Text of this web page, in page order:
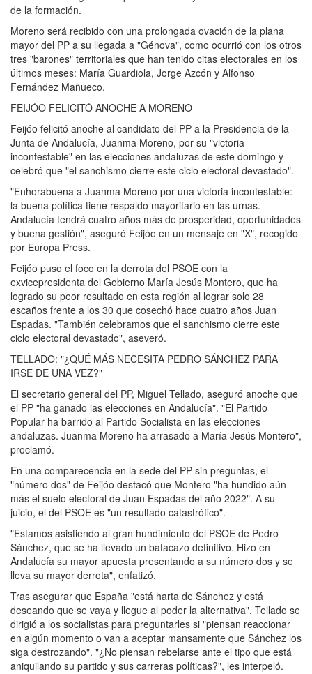
de la formación.
Moreno será recibido con una prolongada ovación de la plana
mayor del PP a su llegada a "Génova", como ocurrió con los otros
tres "barones" territoriales que han tenido citas electorales en los
últimos meses: María Guardiola, Jorge Azcón y Alfonso
Fernández Mañueco.
FEIJÓO FELICITÓ ANOCHE A MORENO
Feijóo felicitó anoche al candidato del PP a la Presidencia de la
Junta de Andalucía, Juanma Moreno, por su "victoria
incontestable" en las elecciones andaluzas de este domingo y
celebró que "el sanchismo cierre este ciclo electoral devastado".
"Enhorabuena a Juanma Moreno por una victoria incontestable:
la buena política tiene respaldo mayoritario en las urnas.
Andalucía tendrá cuatro años más de prosperidad, oportunidades
y buena gestión", aseguró Feijóo en un mensaje en "X", recogido
por Europa Press.
Feijóo puso el foco en la derrota del PSOE con la
exvicepresidenta del Gobierno María Jesús Montero, que ha
logrado su peor resultado en esta región al lograr solo 28
escaños frente a los 30 que cosechó hace cuatro años Juan
Espadas. "También celebramos que el sanchismo cierre este
ciclo electoral devastado", aseveró.
TELLADO: "¿QUÉ MÁS NECESITA PEDRO SÁNCHEZ PARA
IRSE DE UNA VEZ?"
El secretario general del PP, Miguel Tellado, aseguró anoche que
el PP "ha ganado las elecciones en Andalucía". "El Partido
Popular ha barrido al Partido Socialista en las elecciones
andaluzas. Juanma Moreno ha arrasado a María Jesús Montero",
proclamó.
En una comparecencia en la sede del PP sin preguntas, el
"número dos" de Feijóo destacó que Montero "ha hundido aún
más el suelo electoral de Juan Espadas del año 2022". A su
juicio, el del PSOE es "un resultado catastrófico".
"Estamos asistiendo al gran hundimiento del PSOE de Pedro
Sánchez, que se ha llevado un batacazo definitivo. Hizo en
Andalucía su mayor apuesta presentando a su número dos y se
lleva su mayor derrota", enfatizó.
Tras asegurar que España "está harta de Sánchez y está
deseando que se vaya y llegue al poder la alternativa", Tellado se
dirigió a los socialistas para preguntarles si "piensan reaccionar
en algún momento o van a aceptar mansamente que Sánchez los
siga destrozando". "¿No piensan rebelarse ante el tipo que está
aniquilando su partido y sus carreras políticas?", les interpeló.